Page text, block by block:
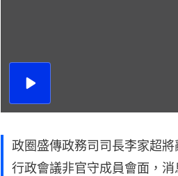
播
政圈盛傳政務司司長李家超
行政會議非官守成員會面，